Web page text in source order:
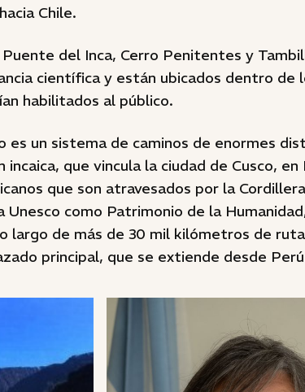
Chile.
del Inca, Cerro Penitentes y
científica y están ubicados dentro de
habilitados al público.
es un sistema de caminos de enormes
que vincula la ciudad de Cusco, en
que son atravesados por la
Unesco como Patrimonio de la
largo de más de 30 mil kilómetros de
principal, que se extiende desde